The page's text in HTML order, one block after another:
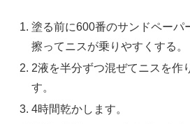
塗る前に600番のサンドペーパ
擦ってニスが乗りやすくする。
2液を半分ずつ混ぜてニスを作
す。
4時間乾かします。